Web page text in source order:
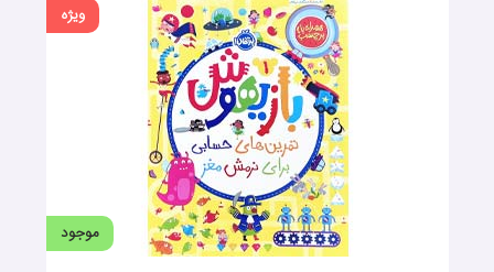
به یادگیری علاقه‌مند شوند.
با خرید این کتاب‌ها، والدین می‌توانند به تربیت اجتماعی کودکان نیز
کمک کنند. این کتاب‌ها به کودکان آموزش می‌دهند که چگونه با دیگران
ارتباط برقرار کنند و مهارت‌های اجتماعی خود را تقویت نمایند. ازطریق
فعالیت‌های متنوع، کودکان می‌آموزند که همکاری و مشارکت اجتماعی
چه اهمیتی دارد و چگونه می‌توانند با پذیرش تفاوت‌های فردی،
خودآگاهی بیشتری پیدا کنند؛ همچنین، کتاب‌های تقویت هوش کودکان
به شناسایی نقایص حواس پنج‌گانه کودکان کمک می‌کنند و با ارائه
موجود
ویژه